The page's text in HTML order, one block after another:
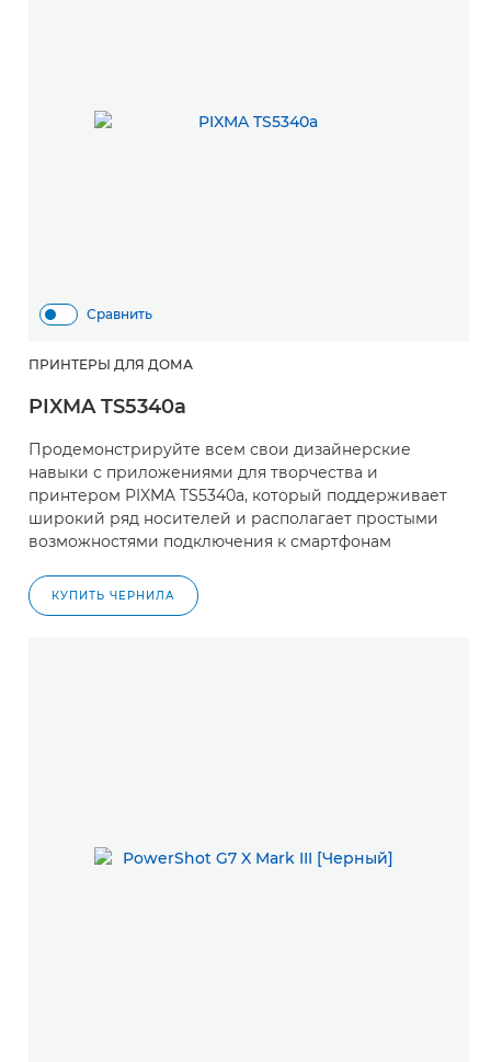
Сравнить
ПРИНТЕРЫ ДЛЯ ДОМА
PIXMA TS5340a
Продемонстрируйте всем свои дизайнерские
навыки с приложениями для творчества и
принтером PIXMA TS5340a, который поддерживает
широкий ряд носителей и располагает простыми
возможностями подключения к смартфонам
КУПИТЬ ЧЕРНИЛА